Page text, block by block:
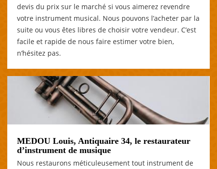
devis du prix sur le marché si vous aimerez revendre
votre instrument musical. Nous pouvons l’acheter par la
suite ou vous êtes libres de choisir votre vendeur. C’est
facile et rapide de nous faire estimer votre bien,
n’hésitez pas.
MEDOU Louis, Antiquaire 34, le restaurateur
d’instrument de musique
Nous restaurons méticuleusement tout instrument de